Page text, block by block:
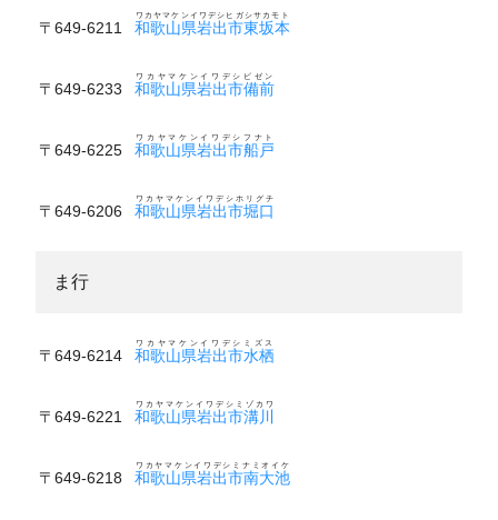
〒649-6211 和歌山県岩出市東坂本
ワカヤマケンイワデシヒガシサカモト
〒649-6233 和歌山県岩出市備前
ワカヤマケンイワデシビゼン
〒649-6225 和歌山県岩出市船戸
ワカヤマケンイワデシフナト
〒649-6206 和歌山県岩出市堀口
ワカヤマケンイワデシホリグチ
ま行
〒649-6214 和歌山県岩出市水栖
ワカヤマケンイワデシミズス
〒649-6221 和歌山県岩出市溝川
ワカヤマケンイワデシミゾカワ
〒649-6218 和歌山県岩出市南大池
ワカヤマケンイワデシミナミオイケ